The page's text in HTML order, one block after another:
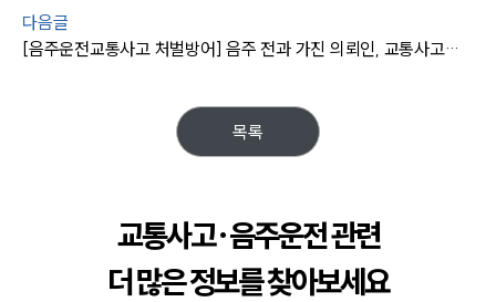
다음글
[음주운전교통사고 처벌방어] 음주 전과 가진 의뢰인, 교통사고로 피해자 발생했음에도 집행유예로 처벌 방어하다
목록
교통사고·음주운전 관련
더 많은 정보를 찾아보세요